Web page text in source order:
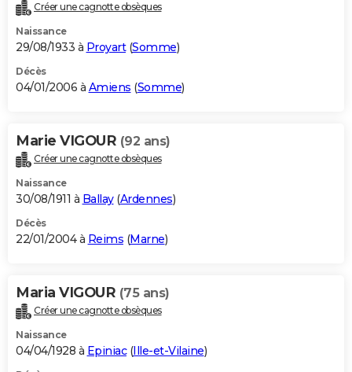
Créer une cagnotte obsèques
Naissance
29/08/1933 à Proyart(Somme)
Décès
04/01/2006 à Amiens (Somme)
Marie VIGOUR (92 ans)
Créer une cagnotte obsèques
Naissance
30/08/1911 à Ballay(Ardennes)
Décès
22/01/2004 à Reims (Marne)
Maria VIGOUR (75 ans)
Créer une cagnotte obsèques
Naissance
04/04/1928 à Epiniac(Ille-et-Vilaine)